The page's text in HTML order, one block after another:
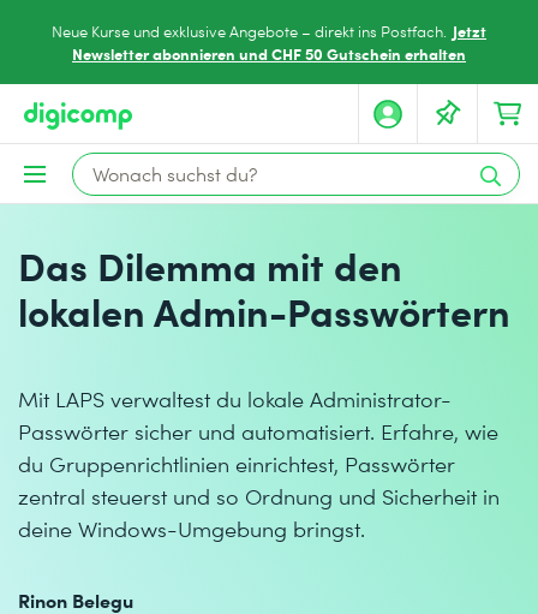
Neue Kurse und exklusive Angebote – direkt ins Postfach. Jetzt
Newsletter abonnieren und CHF 50 Gutschein erhalten
Das Dilemma mit den
lokalen Admin-Passwörtern
Mit LAPS verwaltest du lokale Administrator-
Passwörter sicher und automatisiert. Erfahre, wie
du Gruppenrichtlinien einrichtest, Passwörter
zentral steuerst und so Ordnung und Sicherheit in
deine Windows-Umgebung bringst.
Rinon Belegu